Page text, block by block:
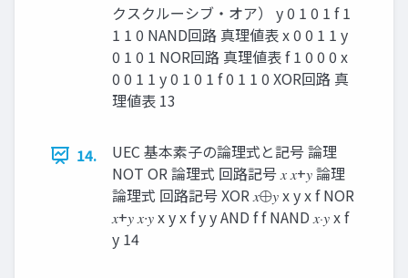
クスクルーシブ・オア） y 0 1 0 1 f 1
1 1 0 NAND回路 真理値表 x 0 0 1 1 y
0 1 0 1 NOR回路 真理値表 f 1 0 0 0 x
0 0 1 1 y 0 1 0 1 f 0 1 1 0 XOR回路 真
理値表 13
14.
UEC 基本素子の論理式と記号 論理
NOT OR 論理式 回路記号 𝑥 𝑥+𝑦 論理
論理式 回路記号 XOR 𝑥⨁𝑦 x y x f NOR
𝑥+𝑦 𝑥∙𝑦 x y x f y y AND f f NAND 𝑥⋅𝑦 x f
y 14